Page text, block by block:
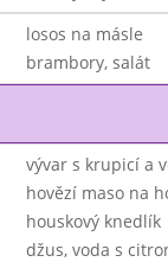
losos na másle
brambory, salát
vývar s krupicí a
hovězí maso na
houskový knedlík
džus, voda s